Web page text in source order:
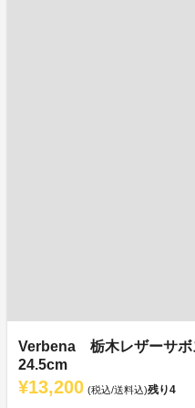
Verbena 栃木レザーサ
24.5cm
¥13,200 (税込/送料込)残り4